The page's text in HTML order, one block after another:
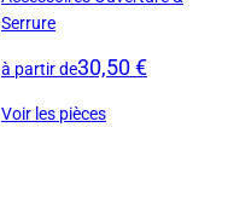
Serrure
à partir de30,50 €
Voir les pièces